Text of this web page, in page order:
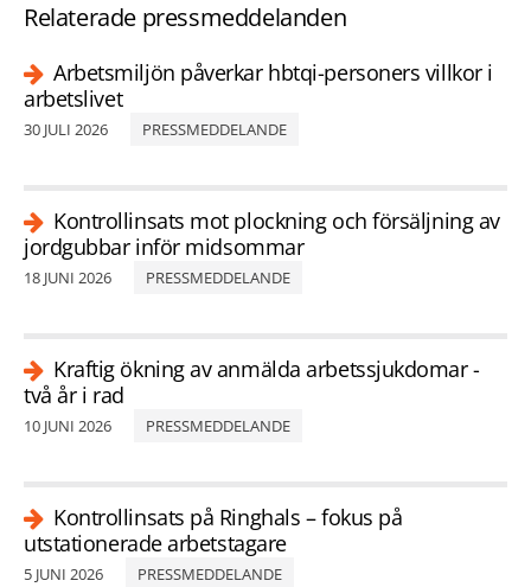
Relaterade pressmeddelanden
Arbetsmiljön påverkar hbtqi-personers villkor i
arbetslivet
30 JULI 2026 PRESSMEDDELANDE
Kontrollinsats mot plockning och försäljning av
jordgubbar inför midsommar
18 JUNI 2026 PRESSMEDDELANDE
Kraftig ökning av anmälda arbetssjukdomar -
två år i rad
10 JUNI 2026 PRESSMEDDELANDE
Kontrollinsats på Ringhals – fokus på
utstationerade arbetstagare
5 JUNI 2026 PRESSMEDDELANDE